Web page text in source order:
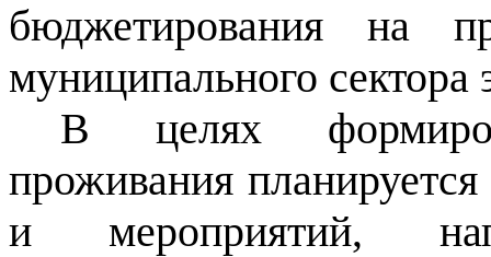
бюджетирования на
муниципального сектора
В целях
проживания
и мероприятий,